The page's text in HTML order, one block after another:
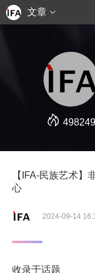
文章
498249
【IFA-民族艺术】
心
2024-09-14
收录于话题